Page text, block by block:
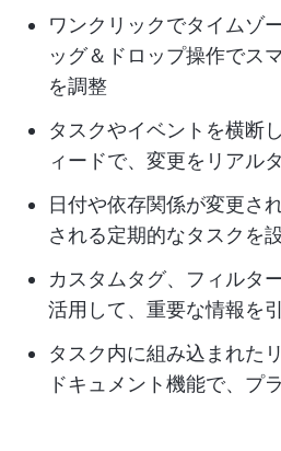
ワンクリックでタイムゾ
ッグ＆ドロップ操作でス
を調整
タスクやイベントを横断
ィードで、変更をリアル
日付や依存関係が変更さ
される定期的なタスクを
カスタムタグ、フィルタ
活用して、重要な情報を
タスク内に組み込まれた
ドキュメント機能で、プ